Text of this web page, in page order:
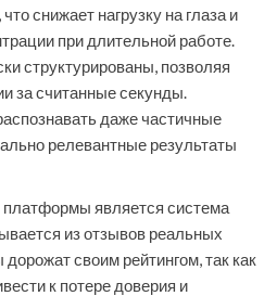
снижает нагрузку на глаза и
при длительной работе.
структурированы, позволяя
за считанные секунды.
даже частичные
релевантные результаты
является система
из отзывов реальных
своим рейтингом, так как
к потере доверия и